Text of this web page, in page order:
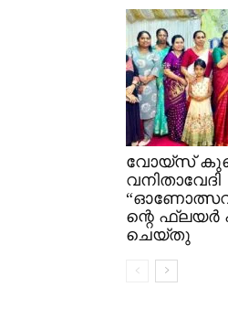
വോയ്സ്
വനിതാവേദി
“ഓണോത്സവം
ന്റെ ഫ്ലയർ
ചെയ്തു